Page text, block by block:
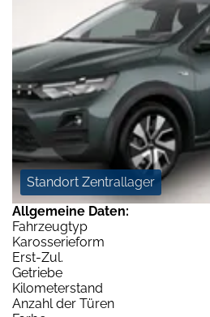
Standort Zentrallager
Allgemeine Daten:
Fahrzeugtyp
Karosserieform
Erst-Zul.
Getriebe
Kilometerstand
Anzahl der Türen